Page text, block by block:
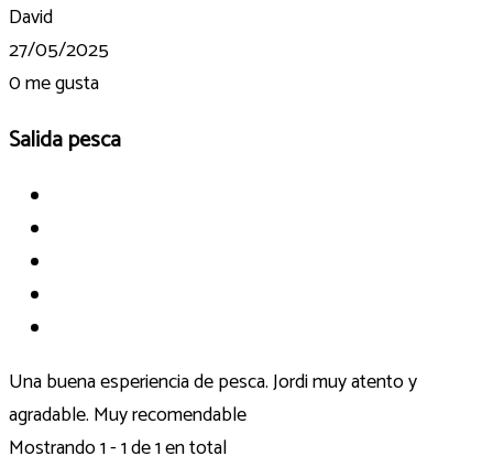
David
27/05/2025
0me gusta
Salida pesca
Una buena esperiencia de pesca. Jordi muy atento y
agradable. Muy recomendable
Mostrando 1 - 1 de 1 en total